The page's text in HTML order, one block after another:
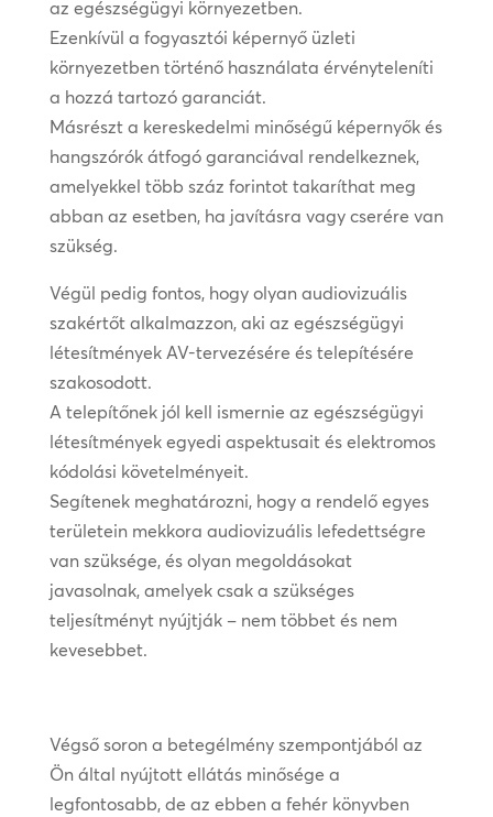
az egészségügyi környezetben.
Ezenkívül a fogyasztói képernyő üzleti
környezetben történő használata érvényteleníti
a hozzá tartozó garanciát.
Másrészt a kereskedelmi minőségű képernyők és
hangszórók átfogó garanciával rendelkeznek,
amelyekkel több száz forintot takaríthat meg
abban az esetben, ha javításra vagy cserére van
szükség.
Végül pedig fontos, hogy olyan audiovizuális
szakértőt alkalmazzon, aki az egészségügyi
létesítmények AV-tervezésére és telepítésére
szakosodott.
A telepítőnek jól kell ismernie az egészségügyi
létesítmények egyedi aspektusait és elektromos
kódolási követelményeit.
Segítenek meghatározni, hogy a rendelő egyes
területein mekkora audiovizuális lefedettségre
van szüksége, és olyan megoldásokat
javasolnak, amelyek csak a szükséges
teljesítményt nyújtják – nem többet és nem
kevesebbet.
Végső soron a betegélmény szempontjából az
Ön által nyújtott ellátás minősége a
legfontosabb, de az ebben a fehér könyvben